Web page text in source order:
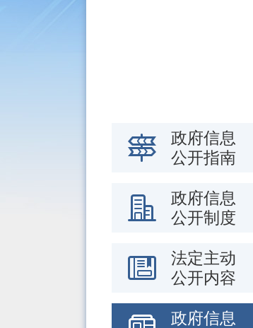
政府信息
公开指南
政府信息
公开制度
法定主动
公开内容
政府信息